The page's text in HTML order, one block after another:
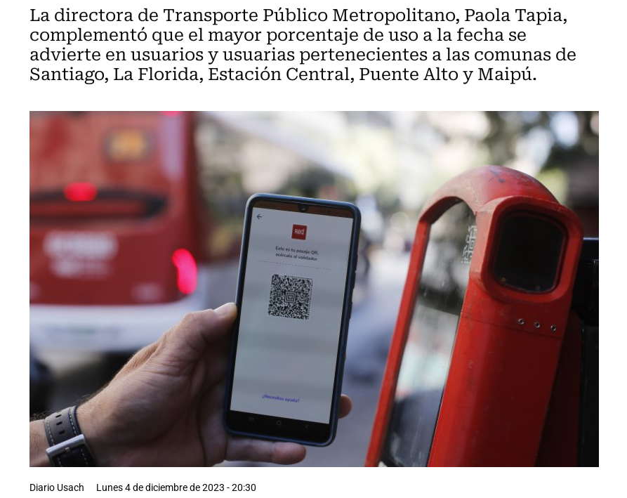
La directora de Transporte Público Metropolitano, Paola Tapia,
complementó que el mayor porcentaje de uso a la fecha se
advierte en usuarios y usuarias pertenecientes a las comunas de
Santiago, La Florida, Estación Central, Puente Alto y Maipú.
Diario Usach Lunes 4 de diciembre de 2023 - 20:30